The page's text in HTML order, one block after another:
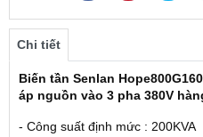
Chi tiết
Biến tần Senlan
áp nguồn vào 3 pha 380V
- Công suất định mức : 200KVA